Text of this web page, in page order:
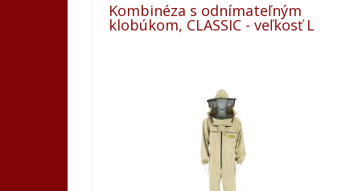
Kombinéza s odnímateľným
klobúkom, CLASSIC - veľkosť L